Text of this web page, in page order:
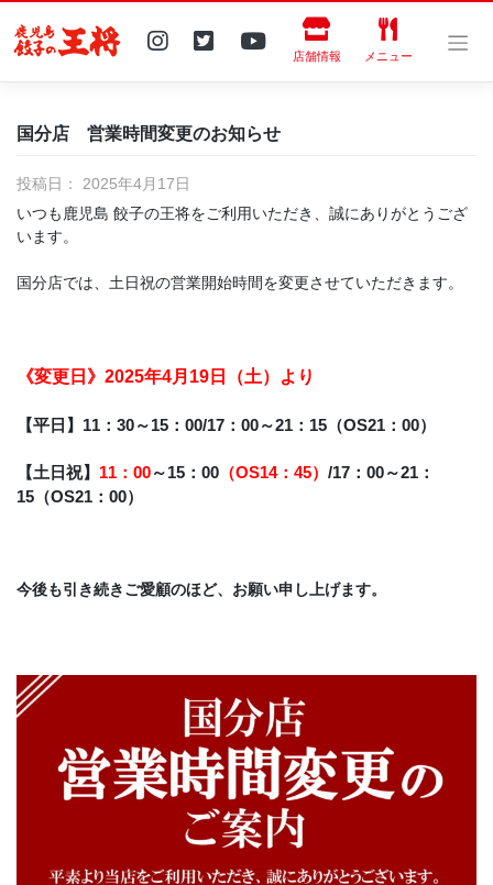
content
店舗情報 メニュー
国分店 営業時間変更のお知らせ
投稿日： 2025年4月17日
いつも鹿児島 餃子の王将をご利用いただき、誠にありがとうござ
います。
国分店では、土日祝の営業開始時間を変更させていただきます。
《変更日》2025年4月19日（土）より
【平日】11：30～15：00/17：00～21：15（OS21：00）
【土日祝】 11：00～15：00 （OS14：45） /17：00～21：
15（OS21：00）
今後も引き続きご愛顧のほど、お願い申し上げます。